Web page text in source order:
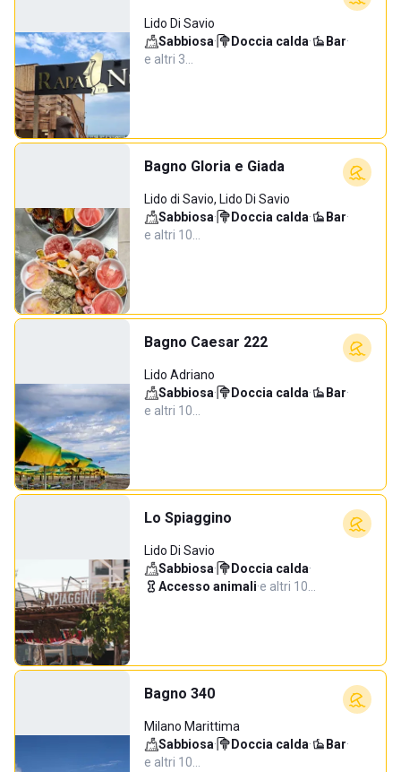
Lido Di Savio
Sabbiosa· Doccia calda· Bar·
e altri 3…
Bagno Gloria e Giada
Lido di Savio, Lido Di Savio
Sabbiosa· Doccia calda· Bar·
e altri 10…
Bagno Caesar 222
Lido Adriano
Sabbiosa· Doccia calda· Bar·
e altri 10…
Lo Spiaggino
Lido Di Savio
Sabbiosa· Doccia calda·
Accesso animali·e altri 10…
Bagno 340
Milano Marittima
Sabbiosa· Doccia calda· Bar·
e altri 10…